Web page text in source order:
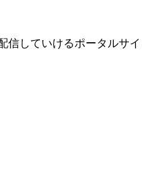
していけるポータルサイ